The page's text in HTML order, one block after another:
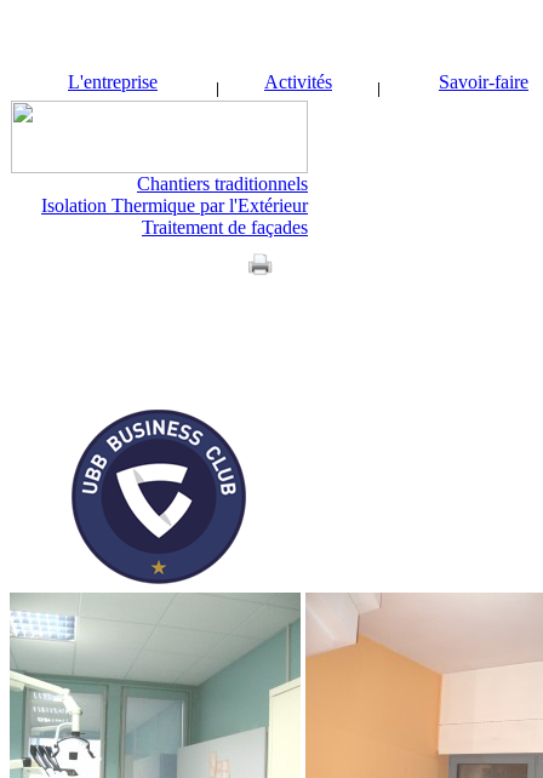
L'entreprise Activités Savoir-faire
Chantiers traditionnels
Isolation Thermique par l'Extérieur
Traitement de façades